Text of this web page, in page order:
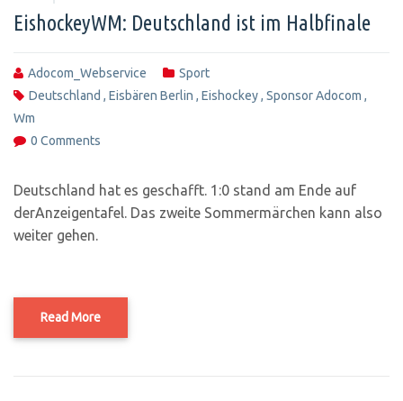
EishockeyWM: Deutschland ist im Halbfinale
Adocom_Webservice
Sport
Deutschland , Eisbären Berlin , Eishockey, Sponsor Adocom ,
Wm
0 Comments
Deutschland hat es geschafft. 1:0 stand am Ende auf
derAnzeigentafel. Das zweite Sommermärchen kann also
weiter gehen.
Read More